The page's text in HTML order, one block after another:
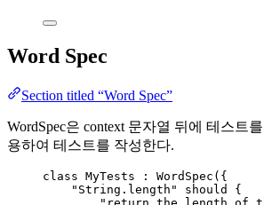
Word Spec
Section titled “Word Spec”
WordSpec은 context 문자열 뒤에 테스트
용하여 테스트를 작성한다.
class MyTests : WordSpec({
"String.length"
should
{